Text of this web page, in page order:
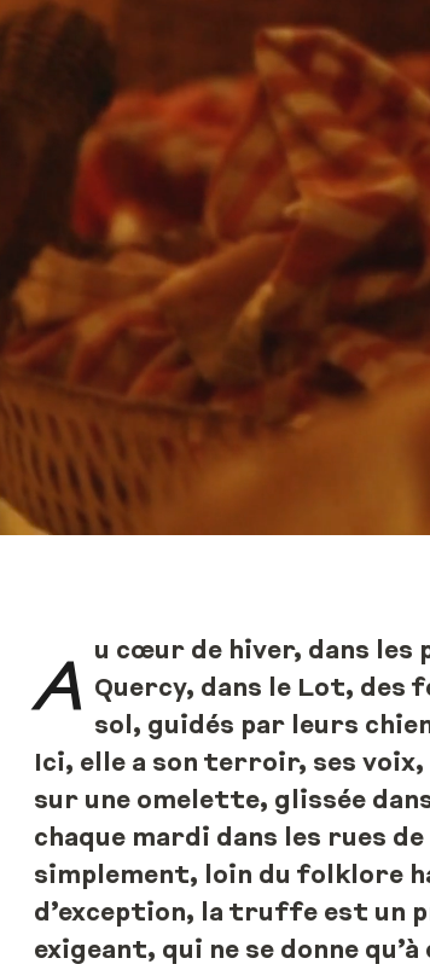
A u cœur de hiver, dans les
Quercy, dans le Lot, des
sol, guidés par leurs
Ici, elle a son terroir, ses
sur une omelette, glissée
chaque mardi dans les rues
simplement, loin du folklore
d’exception, la truffe est un
exigeant, qui ne se donne